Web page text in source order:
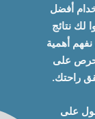
أفضل
لك نتائج
أهمية
على
راحتك.
على